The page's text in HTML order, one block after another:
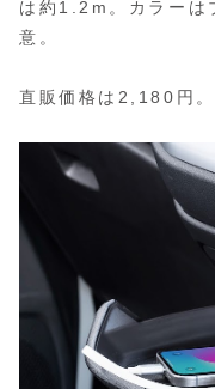
は約1.2m。カラーは
意。
直販価格は2,180円。